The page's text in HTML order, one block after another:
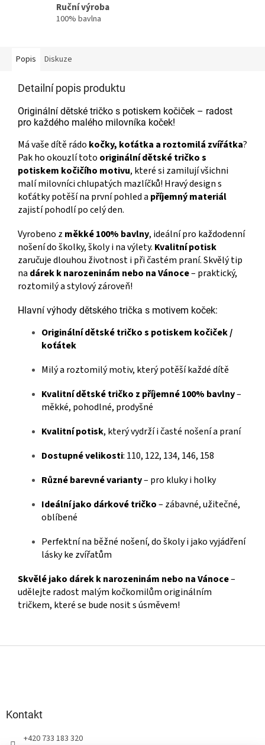
Ruční výroba
100% bavlna
Popis Diskuze
Detailní popis produktu
Originální dětské tričko s potiskem kočiček – radost
pro každého malého milovníka koček!
Má vaše dítě rádo kočky, koťátka a roztomilá zvířátka?
Pak ho okouzlí toto originální dětské tričko s
potiskem kočičího motivu, které si zamilují všichni
malí milovníci chlupatých mazlíčků! Hravý design s
koťátky potěší na první pohled a příjemný materiál
zajistí pohodlí po celý den.
Vyrobeno z měkké 100% bavlny, ideální pro každodenní
nošení do školky, školy i na výlety. Kvalitní potisk
zaručuje dlouhou životnost i při častém praní. Skvělý tip
na dárek k narozeninám nebo na Vánoce– praktický,
roztomilý a stylový zároveň!
Hlavní výhody dětského trička s motivem koček:
Originální dětské tričko s potiskem kočiček /
koťátek
Milý a roztomilý motiv, který potěší každé dítě
Kvalitní dětské tričko z příjemné 100% bavlny–
měkké, pohodlné, prodyšné
Kvalitní potisk, který vydrží i časté nošení a praní
Dostupné velikosti: 110, 122, 134, 146, 158
Různé barevné varianty– pro kluky i holky
Ideální jako dárkové tričko– zábavné, užitečné,
oblíbené
Perfektní na běžné nošení, do školy i jako vyjádření
lásky ke zvířatům
Skvělé jako dárek k narozeninám nebo na Vánoce–
udělejte radost malým kočkomilům originálním
tričkem, které se bude nosit s úsměvem!
Kontakt
+420 733 183 320